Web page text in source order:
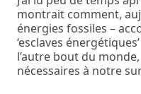
montrait comment,
énergies fossiles –
‘esclaves
l’autre bout du
nécessaires à notre